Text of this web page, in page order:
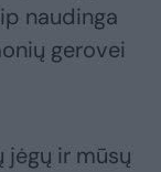
naudinga
gerovei
jėgų ir mūsų